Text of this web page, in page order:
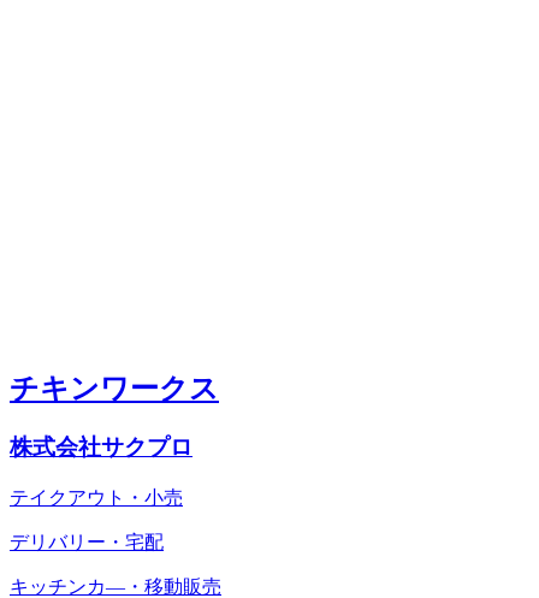
チキンワークス
株式会社サクプロ
テイクアウト・小売
デリバリー・宅配
キッチンカ―・移動販売